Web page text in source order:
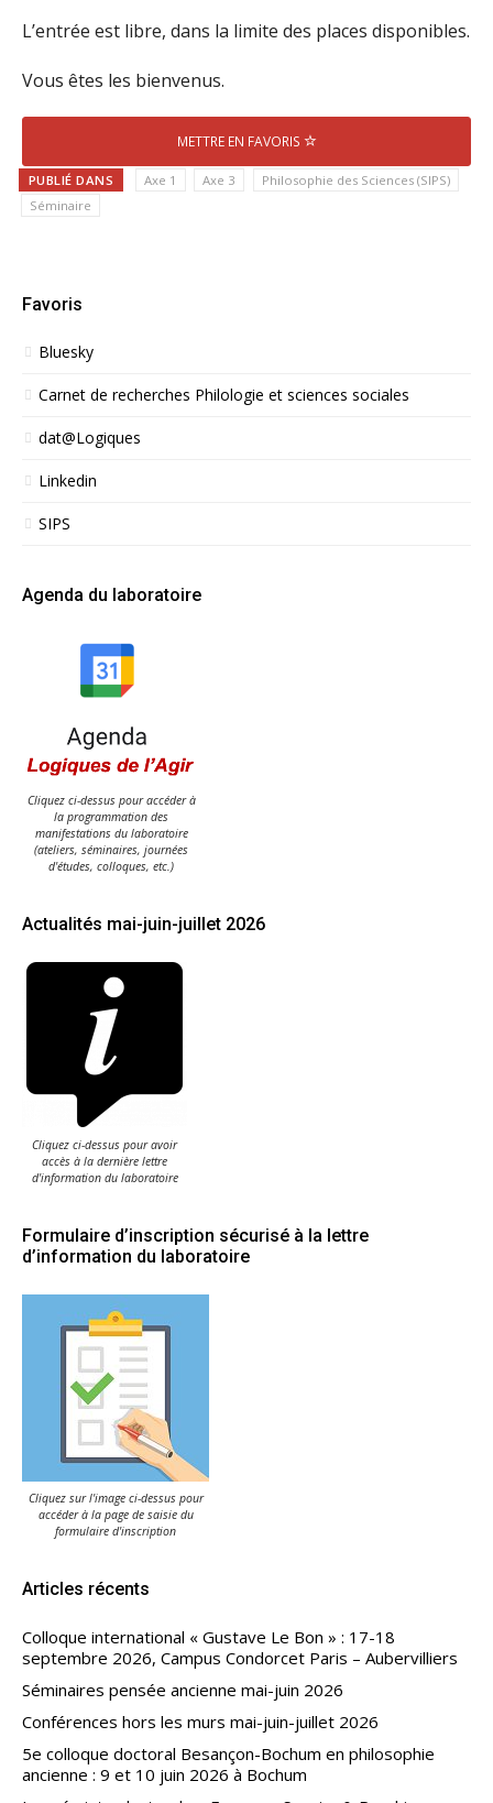
L’entrée est libre, dans la limite des places disponibles.
Vous êtes les bienvenus.
METTRE EN FAVORIS
PUBLIÉ DANS Axe 1 Axe 3
Philosophie des Sciences (SIPS)
Séminaire
Favoris
Bluesky
Carnet de recherches Philologie et sciences sociales
dat@Logiques
Linkedin
SIPS
Agenda du laboratoire
Cliquez ci-dessus pour accéder à
la programmation des
manifestations du laboratoire
(ateliers, séminaires, journées
d'études, colloques, etc.)
Actualités mai-juin-juillet 2026
Cliquez ci-dessus pour avoir
accès à la dernière lettre
d'information du laboratoire
Formulaire d’inscription sécurisé à la lettre
d’information du laboratoire
Cliquez sur l'image ci-dessus pour
accéder à la page de saisie du
formulaire d'inscription
Articles récents
Colloque international « Gustave Le Bon » : 17-18
septembre 2026, Campus Condorcet Paris – Aubervilliers
Séminaires pensée ancienne mai-juin 2026
Conférences hors les murs mai-juin-juillet 2026
5e colloque doctoral Besançon-Bochum en philosophie
ancienne : 9 et 10 juin 2026 à Bochum